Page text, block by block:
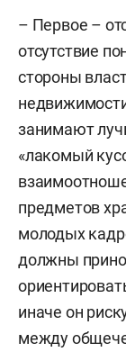
– Первое –
отсутствие
стороны
занимают
«лакомый
предметов
молодых
должны
иначе он
между